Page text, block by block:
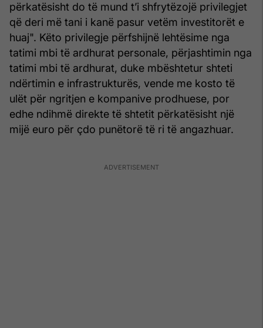
përkatësisht do të mund t’i shfrytëzojë privilegjet
që deri më tani i kanë pasur vetëm investitorët e
huaj". Këto privilegje përfshijnë lehtësime nga
tatimi mbi të ardhurat personale, përjashtimin nga
tatimi mbi të ardhurat, duke mbështetur shteti
ndërtimin e infrastrukturës, vende me kosto të
ulët për ngritjen e kompanive prodhuese, por
edhe ndihmë direkte të shtetit përkatësisht një
mijë euro për çdo punëtorë të ri të angazhuar.